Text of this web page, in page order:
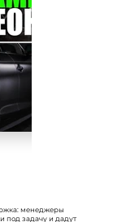
менеджеры
под задачу и дадут